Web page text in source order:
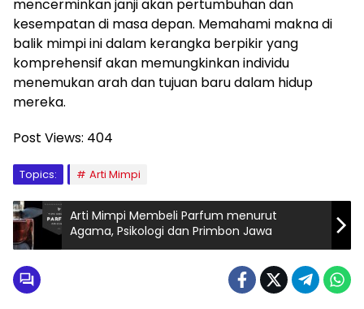
mencerminkan janji akan pertumbuhan dan
kesempatan di masa depan. Memahami makna di
balik mimpi ini dalam kerangka berpikir yang
komprehensif akan memungkinkan individu
menemukan arah dan tujuan baru dalam hidup
mereka.
Post Views: 404
Topics: Arti Mimpi
Arti Mimpi Membeli Parfum menurut
Agama, Psikologi dan Primbon Jawa